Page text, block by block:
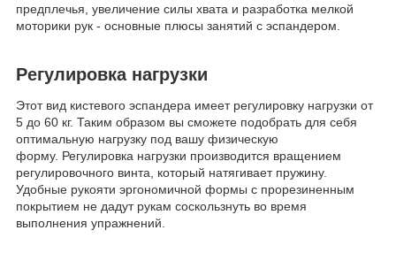
предплечья, увеличение силы хвата и разработка мелкой
моторики рук - основные плюсы занятий с эспандером.
Регулировка нагрузки
Этот вид кистевого эспандера имеет регулировку нагрузки от
5 до 60 кг. Таким образом вы сможете подобрать для себя
оптимальную нагрузку под вашу физическую
форму. Регулировка нагрузки производится вращением
регулировочного винта, который натягивает пружину.
Удобные рукояти эргономичной формы с прорезиненным
покрытием не дадут рукам соскользнуть во время
выполнения упражнений.